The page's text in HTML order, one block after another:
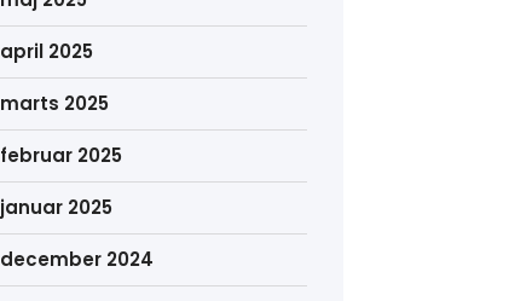
april 2025
marts 2025
februar 2025
januar 2025
december 2024